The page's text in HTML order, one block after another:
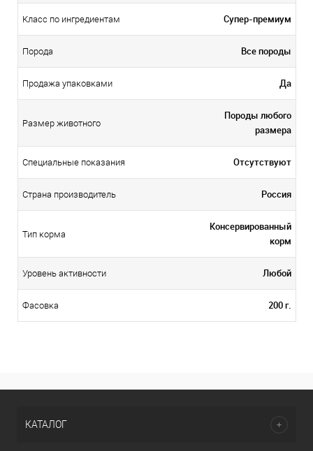
Класс по ингредиентам Супер-премиум
Порода Все породы
Продажа упаковками Да
Размер животного
Породы любого
размера
Специальные показания Отсутствуют
Страна производитель Россия
Тип корма
Консервированный
корм
Уровень активности Любой
Фасовка 200 г.
КАТАЛОГ